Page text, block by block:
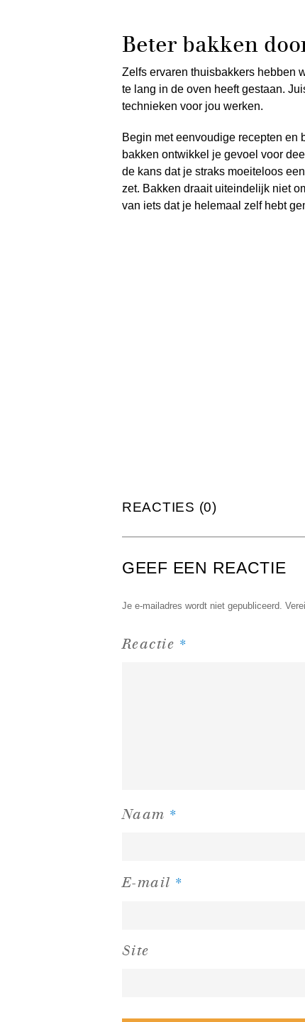
Beter bakken
Zelfs ervaren thuisbakkers hebben
te lang in de oven heeft gestaan.
technieken voor jou werken.
Begin met eenvoudige recepten en
bakken ontwikkel je gevoel voor
de kans dat je straks moeiteloos
zet. Bakken draait uiteindelijk niet
van iets dat je helemaal zelf hebt
REACTIES (0)
GEEF EEN REACTIE
Je e-mailadres wordt niet gepubliceerd.
Reactie *
Naam *
E-mail *
Site